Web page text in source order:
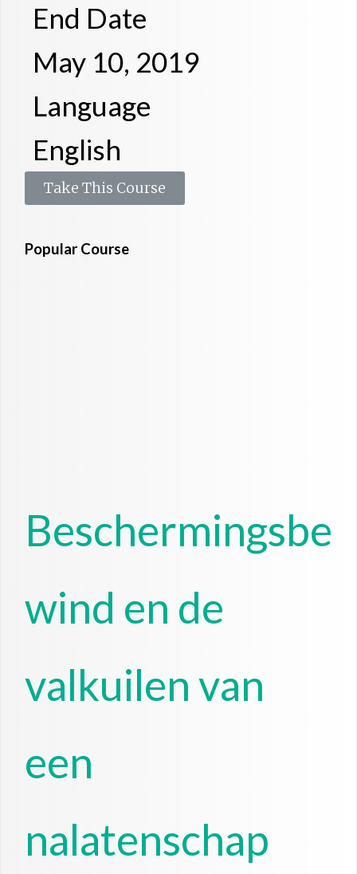
End Date
May 10, 2019
Language
English
Take This Course
Popular Course
Beschermingsbe
wind en de
valkuilen van
een
nalatenschap